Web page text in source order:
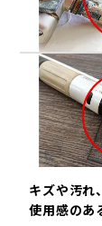
キズや汚れ、
使用感のあ